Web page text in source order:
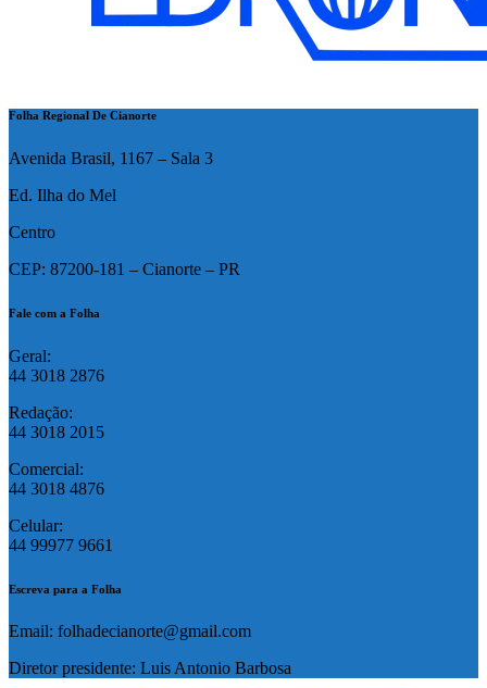
Folha Regional De Cianorte
Avenida Brasil, 1167 – Sala 3
Ed. Ilha do Mel
Centro
CEP: 87200-181 – Cianorte – PR
Fale com a Folha
Geral:
44 3018 2876
Redação:
44 3018 2015
Comercial:
44 3018 4876
Celular:
44 99977 9661
Escreva para a Folha
Email: folhadecianorte@gmail.com
Diretor presidente: Luis Antonio Barbosa